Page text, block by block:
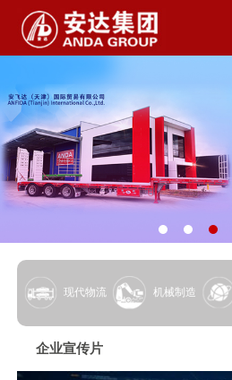
现代物流 机械制造
企业宣传片